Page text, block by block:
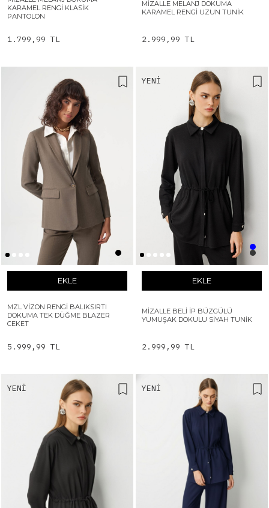
KARAMEL RENGI KLASIK
PANTOLON
1.799,99 TL
MIZALLE MELANJ DOKUMA
KARAMEL RENGI UZUN TUNIK
2.999,99 TL
EKLE
MZL VIZON RENGI BALIKSIRTI
DOKUMA TEK DÜĞME BLAZER
CEKET
5.999,99 TL
YENI
EKLE
MIZALLE BELI İP BÜZGÜLÜ
YUMUŞAK DOKULU SIYAH TUNIK
2.999,99 TL
YENI YENI